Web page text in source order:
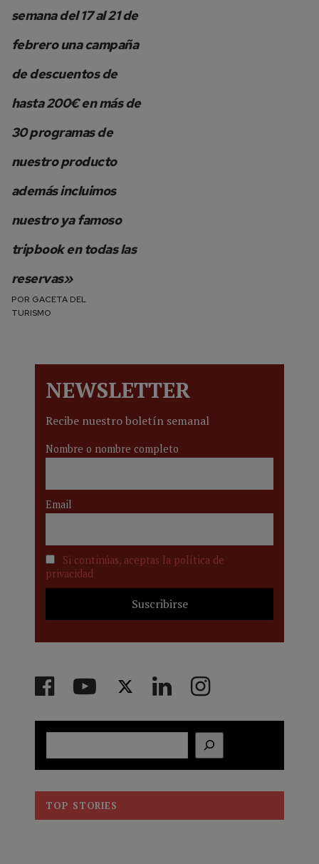
semana del 17 al 21 de
febrero una campaña
de descuentos de
hasta 200€ en más de
30 programas de
nuestro producto
además incluimos
nuestro ya famoso
tripbook en todas las
reservas»
POR GACETA DEL
TURISMO
NEWSLETTER
Recibe nuestro boletín semanal
Nombre o nombre completo
Email
Si continúas, aceptas la política de
privacidad
TOP STORIES